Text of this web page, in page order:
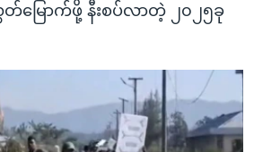
မြောက်ဖို့ နီးစပ်လာတဲ့ ၂၀၂၅ခု